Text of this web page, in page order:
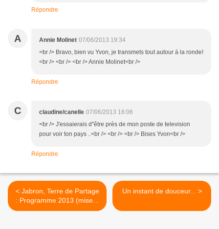
Répondre
A Annie Molinet 07/06/2013 19:34
<br /> Bravo, bien vu Yvon, je transmets tout autour à la ronde!
<br /> <br /> <br /> Annie Molinet<br />
Répondre
C claudine/canelle 07/06/2013 18:06
<br /> J'essaierais d"être près de mon poste de television
pour voir ton pays ..<br /> <br /> <br /> Bises Yvon<br />
Répondre
< Jabron, Terre de Partage
: Programme 2013 (mise à
jour)
Un instant de douceur... >